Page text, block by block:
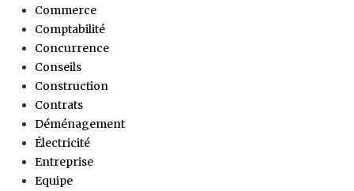
Commerce
Comptabilité
Concurrence
Conseils
Construction
Contrats
Déménagement
Électricité
Entreprise
Equipe